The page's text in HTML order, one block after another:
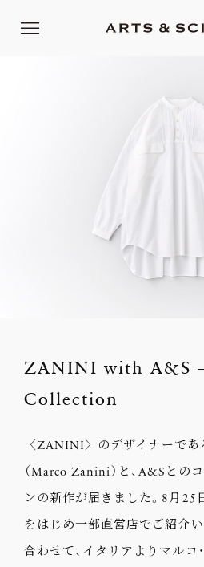
ZANINI with A&S
Collection
〈ZANINI〉のデザイナーであ
（Marco Zanini）と、A&Sとの
ンの新作が届きました。8月25
をはじめ一部直営店でご紹介
合わせて、イタリアよりマルコ